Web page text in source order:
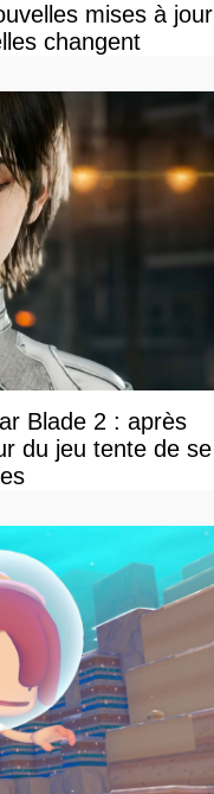
mises à jour
changent
Blade 2 : après
du jeu tente de se